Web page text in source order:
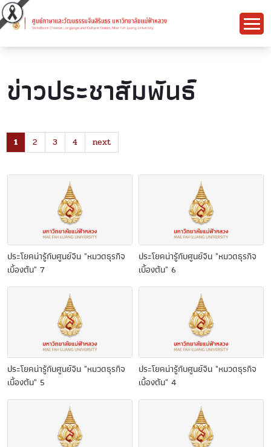
ข่าวประชาสัมพันธ์
1 2 3 4 next
ประโยคน่ารู้กับศูนย์จีน "หมวดธุรกิจ
เบื้องต้น" 7
ประโยคน่ารู้กับศูนย์จีน "หมวดธุรกิจ
เบื้องต้น" 6
ประโยคน่ารู้กับศูนย์จีน "หมวดธุรกิจ
เบื้องต้น" 5
ประโยคน่ารู้กับศูนย์จีน "หมวดธุรกิจ
เบื้องต้น" 4